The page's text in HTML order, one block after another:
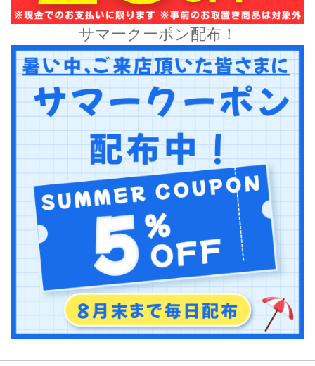
サマークーポン配布！